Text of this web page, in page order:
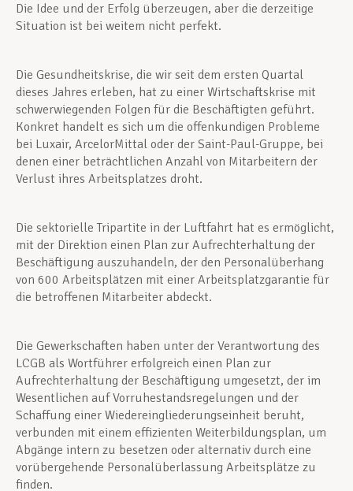
Die Idee und der Erfolg überzeugen, aber die derzeitige
Situation ist bei weitem nicht perfekt.
Die Gesundheitskrise, die wir seit dem ersten Quartal
dieses Jahres erleben, hat zu einer Wirtschaftskrise mit
schwerwiegenden Folgen für die Beschäftigten geführt.
Konkret handelt es sich um die offenkundigen Probleme
bei Luxair, ArcelorMittal oder der Saint-Paul-Gruppe, bei
denen einer beträchtlichen Anzahl von Mitarbeitern der
Verlust ihres Arbeitsplatzes droht.
Die sektorielle Tripartite in der Luftfahrt hat es ermöglicht,
mit der Direktion einen Plan zur Aufrechterhaltung der
Beschäftigung auszuhandeln, der den Personalüberhang
von 600 Arbeitsplätzen mit einer Arbeitsplatzgarantie für
die betroffenen Mitarbeiter abdeckt.
Die Gewerkschaften haben unter der Verantwortung des
LCGB als Wortführer erfolgreich einen Plan zur
Aufrechterhaltung der Beschäftigung umgesetzt, der im
Wesentlichen auf Vorruhestandsregelungen und der
Schaffung einer Wiedereingliederungseinheit beruht,
verbunden mit einem effizienten Weiterbildungsplan, um
Abgänge intern zu besetzen oder alternativ durch eine
vorübergehende Personalüberlassung Arbeitsplätze zu
finden.